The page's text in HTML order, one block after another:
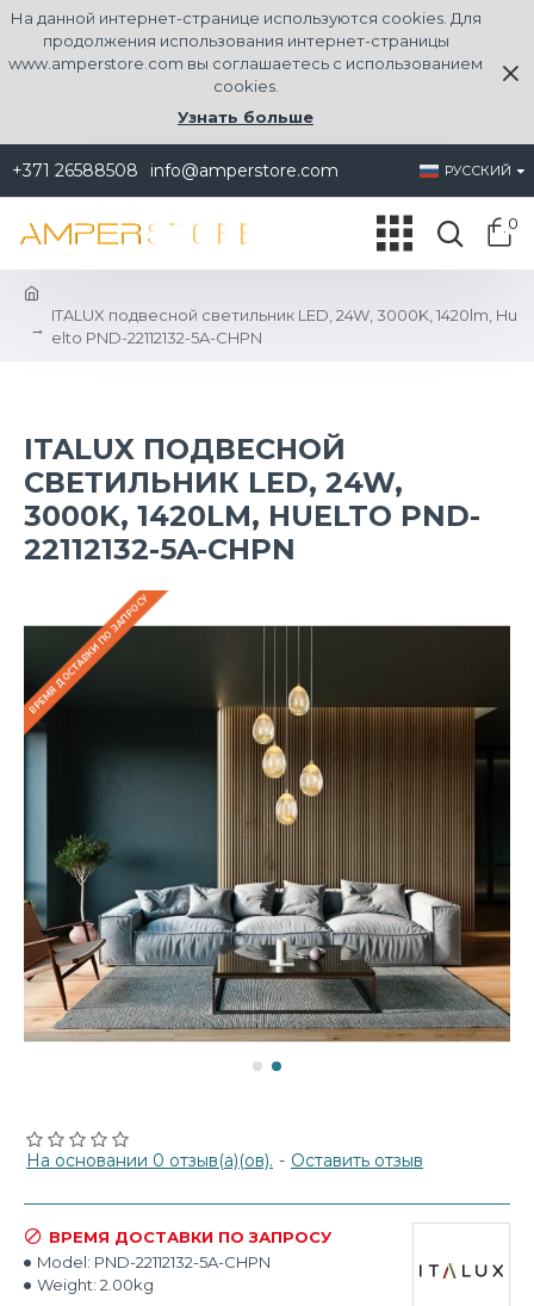
На данной интернет-странице используются cookies. Для
продолжения использования интернет-страницы
www.amperstore.com вы соглашаетесь с использованием
cookies.
Узнать больше
+371 26588508 info@amperstore.com РУССКИЙ
0
ITALUX подвесной светильник LED, 24W, 3000K, 1420lm, Hu
elto PND-22112132-5A-CHPN
ITALUX ПОДВЕСНОЙ
СВЕТИЛЬНИК LED, 24W,
3000K, 1420LM, HUELTO PND-
22112132-5A-CHPN
ВРЕМЯ ДОСТАВКИ ПО ЗАПРОСУ
На основании 0 отзыв(а)(ов). - Оставить отзыв
ВРЕМЯ ДОСТАВКИ ПО ЗАПРОСУ
Model: PND-22112132-5A-CHPN
Weight: 2.00kg